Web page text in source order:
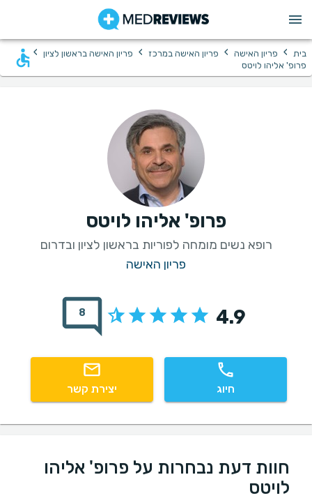
בית › פריון האישה › פריון האישה במרכז › פריון האישה בראשון לציון ›
פרופ' אליהו לויטס
פרופ' אליהו לויטס
רופא נשים מומחה לפוריות בראשון לציון ובדרום
פריון האישה
4.9
8
חיוג יצירת קשר
חוות דעת נבחרות על פרופ' אליהו
לויטס